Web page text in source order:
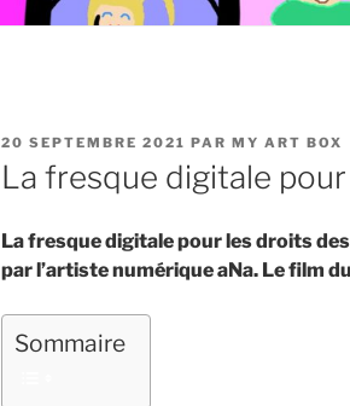
PUBLIÉ
LE
20 SEPTEMBRE 2021 PAR MY ART BOX
La fresque digitale
La fresque digitale pour les droits
par l’artiste numérique aNa. Le film
Sommaire